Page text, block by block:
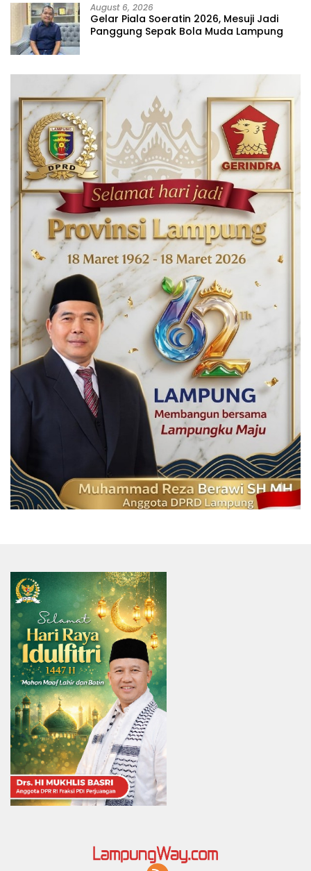
August 6, 2026
Gelar Piala Soeratin 2026, Mesuji Jadi
Panggung Sepak Bola Muda Lampung